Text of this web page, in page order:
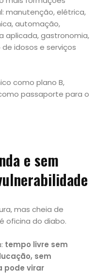
manutenção, elétrica,
automação,
aplicada, gastronomia,
idosos e serviços
como plano B,
passaporte para o
e sem
mas cheia de
oficina do diabo.
tempo livre sem
sem
pode virar